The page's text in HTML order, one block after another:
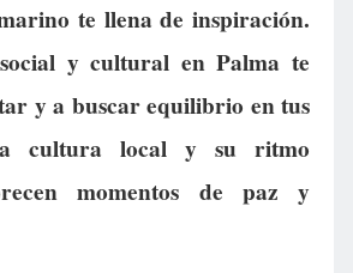
te llena de inspiración.
y cultural en Palma te
y a buscar equilibrio en tus
cultura local y su ritmo
momentos de paz y